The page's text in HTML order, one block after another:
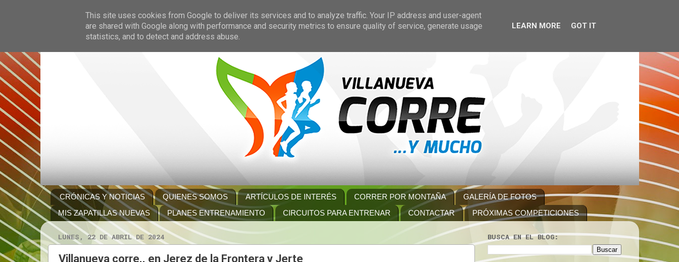
CRÓNICAS Y NOTICIAS QUIENES SOMOS ARTÍCULOS DE INTERÉS CORRER POR MONTAÑA
GALERÍA DE FOTOS
MIS ZAPATILLAS NUEVAS
PLANES ENTRENAMIENTO CIRCUITOS PARA ENTRENAR CONTACTAR PRÓXIMAS COMPETICIONES
LUNES, 22 DE ABRIL DE 2024
Villanueva corre.. en Jerez de la Frontera y Jerte
BUSCA EN EL BLOG:
This site uses cookies from Google to deliver its services and to analyze traffic. Your IP address and user-agent
are shared with Google along with performance and security metrics to ensure quality of service, generate usage
statistics, and to detect and address abuse.
LEARN MORE GOT IT